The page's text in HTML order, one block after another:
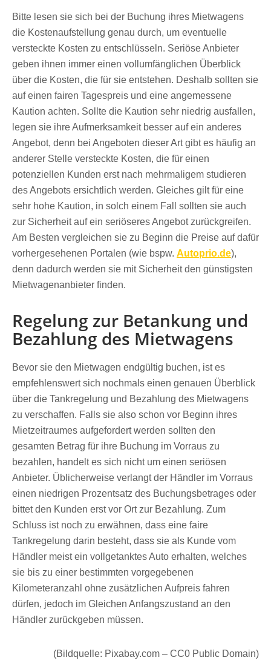
Bitte lesen sie sich bei der Buchung ihres Mietwagens
die Kostenaufstellung genau durch, um eventuelle
versteckte Kosten zu entschlüsseln. Seriöse Anbieter
geben ihnen immer einen vollumfänglichen Überblick
über die Kosten, die für sie entstehen. Deshalb sollten sie
auf einen fairen Tagespreis und eine angemessene
Kaution achten. Sollte die Kaution sehr niedrig ausfallen,
legen sie ihre Aufmerksamkeit besser auf ein anderes
Angebot, denn bei Angeboten dieser Art gibt es häufig an
anderer Stelle versteckte Kosten, die für einen
potenziellen Kunden erst nach mehrmaligem studieren
des Angebots ersichtlich werden. Gleiches gilt für eine
sehr hohe Kaution, in solch einem Fall sollten sie auch
zur Sicherheit auf ein seriöseres Angebot zurückgreifen.
Am Besten vergleichen sie zu Beginn die Preise auf dafür
vorhergesehenen Portalen (wie bspw. Autoprio.de),
denn dadurch werden sie mit Sicherheit den günstigsten
Mietwagenanbieter finden.
Regelung zur Betankung und
Bezahlung des Mietwagens
Bevor sie den Mietwagen endgültig buchen, ist es
empfehlenswert sich nochmals einen genauen Überblick
über die Tankregelung und Bezahlung des Mietwagens
zu verschaffen. Falls sie also schon vor Beginn ihres
Mietzeitraumes aufgefordert werden sollten den
gesamten Betrag für ihre Buchung im Vorraus zu
bezahlen, handelt es sich nicht um einen seriösen
Anbieter. Üblicherweise verlangt der Händler im Vorraus
einen niedrigen Prozentsatz des Buchungsbetrages oder
bittet den Kunden erst vor Ort zur Bezahlung. Zum
Schluss ist noch zu erwähnen, dass eine faire
Tankregelung darin besteht, dass sie als Kunde vom
Händler meist ein vollgetanktes Auto erhalten, welches
sie bis zu einer bestimmten vorgegebenen
Kilometeranzahl ohne zusätzlichen Aufpreis fahren
dürfen, jedoch im Gleichen Anfangszustand an den
Händler zurückgeben müssen.
(Bildquelle: Pixabay.com – CC0 Public Domain)